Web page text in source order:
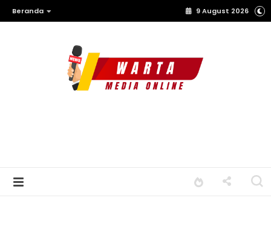
Beranda 9 August 2026